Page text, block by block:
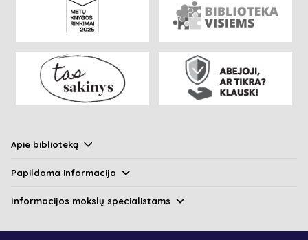
Apie biblioteką
Papildoma informacija
Informacijos mokslų specialistams